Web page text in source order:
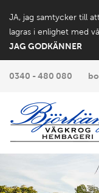
JA, jag samtycker till
lagras i enlighet med
JAG GODKÄNNER
0340 - 480 080